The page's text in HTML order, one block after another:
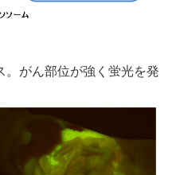
。がん部位が強く蛍光を発